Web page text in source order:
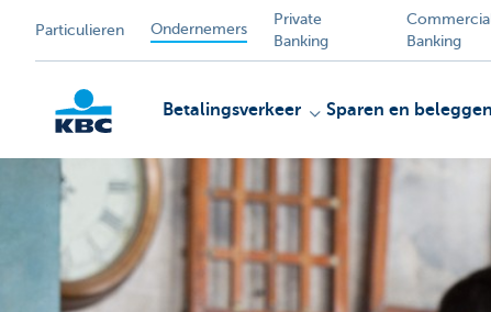
Particulieren Ondernemers
Private
Banking
Banking
Betalingsverkeer Sparen en beleggen